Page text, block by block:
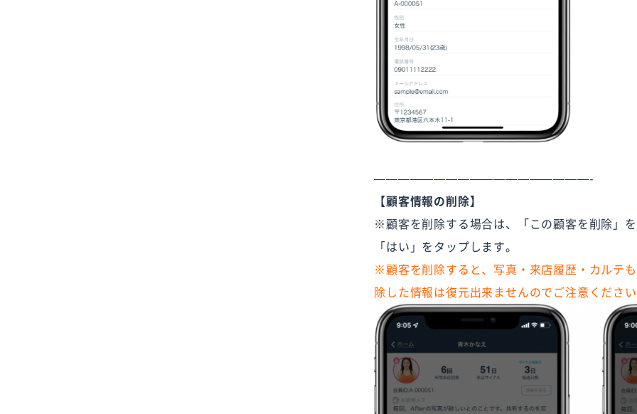
——————————————————-
【顧客情報の削除】
※顧客を削除する場合は、「この顧客を削除」
「はい」をタップします。
※顧客を削除すると、写真・来店履歴・カルテ
除した情報は復元出来ませんのでご注意ください